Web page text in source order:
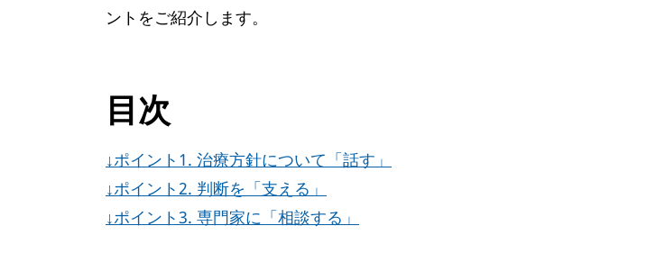
ントをご紹介します。
目次
↓ポイント1. 治療方針について「話す」
↓ポイント2. 判断を「支える」
↓ポイント3. 専門家に「相談する」